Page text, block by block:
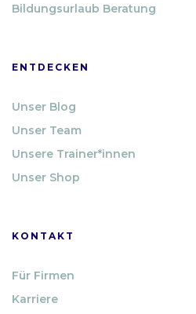
Bildungsurlaub Beratung
ENTDECKEN
Unser Blog
Unser Team
Unsere Trainer*innen
Unser Shop
KONTAKT
Für Firmen
Karriere